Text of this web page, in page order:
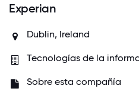
Experian
Dublin, Ireland
Tecnologías de la
Sobre esta compañía